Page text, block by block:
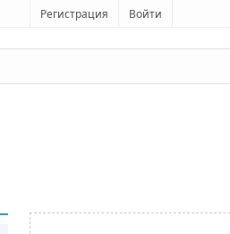
Регистрация Войти